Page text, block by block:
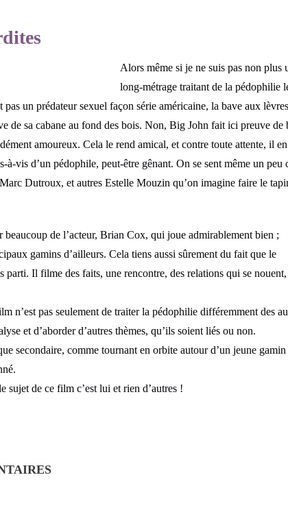
Alors même si je ne suis pas non plus
long-métrage traitant de la pédophilie
pas un prédateur sexuel façon série américaine, la bave aux
de sa cabane au fond des bois. Non, Big John fait ici preuve
amoureux. Cela le rend amical, et contre toute attente, il
à-vis d’un pédophile, peut-être gênant. On se sent même un peu
Dutroux, et autres Estelle Mouzin qu’on imagine faire le
beaucoup de l’acteur, Brian Cox, qui joue admirablement bien ;
gamins d’ailleurs. Cela tiens aussi sûrement du fait que le
parti. Il filme des faits, une rencontre, des relations qui se
n’est pas seulement de traiter la pédophilie différemment des
et d’aborder d’autres thèmes, qu’ils soient liés ou non.
secondaire, comme tournant en orbite autour d’un jeune
sujet de ce film c’est lui et rien d’autres !